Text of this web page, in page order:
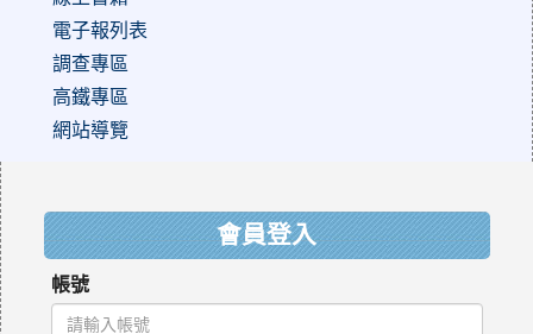
電子報列表
調查專區
高鐵專區
網站導覽
會員登入
帳號